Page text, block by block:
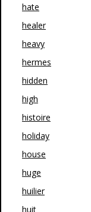
hate
healer
heavy
hermes
hidden
high
histoire
holiday
house
huge
huilier
huit